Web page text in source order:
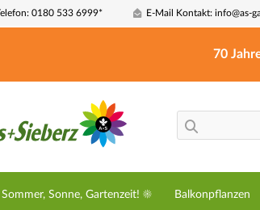
0180 533 6999* E-Mail Kontakt: info@as-
70
Sonne, Gartenzeit! ☀️ Balkonpflanzen